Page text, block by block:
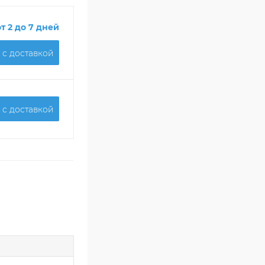
2 до 7 дней
доставкой
доставкой